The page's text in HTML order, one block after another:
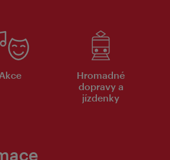
Akce
Hromadné
dopravy a
jízdenky